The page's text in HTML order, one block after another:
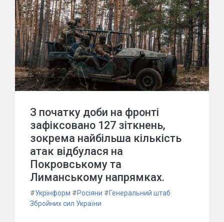
З початку доби на фронті
зафіксовано 127 зіткнень,
зокрема найбільша кількість
атак відбулася на
Покровському та
Лиманському напрямках.
#Укрінформ #Росіяни #Генеральний штаб
Збройних сил України